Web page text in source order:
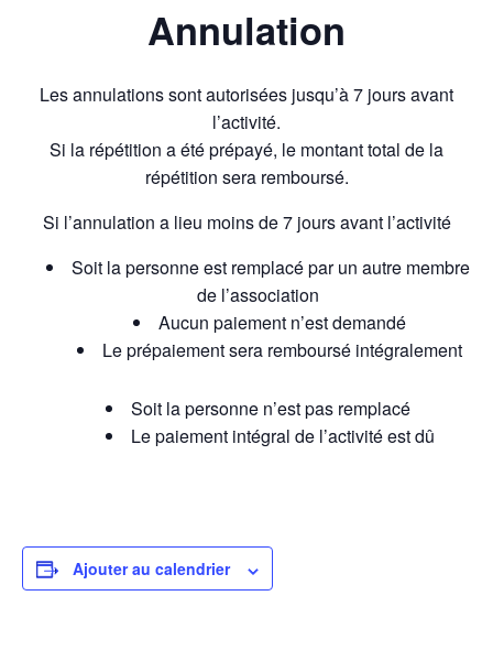
Annulation
Les annulations sont autorisées jusqu’à 7 jours avant
l’activité.
Si la répétition a été prépayé, le montant total de la
répétition sera remboursé.
Si l’annulation a lieu moins de 7 jours avant l’activité
Soit la personne est remplacé par un autre membre
de l’association
Aucun paiement n’est demandé
Le prépaiement sera remboursé intégralement
Soit la personne n’est pas remplacé
Le paiement intégral de l’activité est dû
Ajouter au calendrier